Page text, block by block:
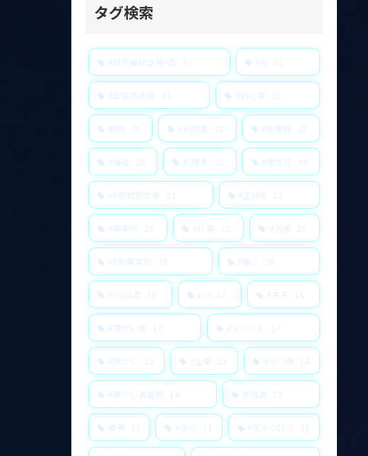
タグ検索
#就労継続支援A型 97 #AI 92
A型就労支援 43 #初心者 35
解説 29 #利用者 28 #支援員 28
#福祉 25 利用者 25 #働き方 24
#A型就労支援 23 #生成AI 22
#事業所 21 #仕事 21 #活用 20
#A型事業所 20 #働く 20
#2026年 18 #心 18 #未来 18
#障がい者 17 #メリット 17
#障がい 15 #企業 15 #うつ病 14
#障がい者雇用 14 支援員 13
業務 12 #違い 11 #気をつける 11